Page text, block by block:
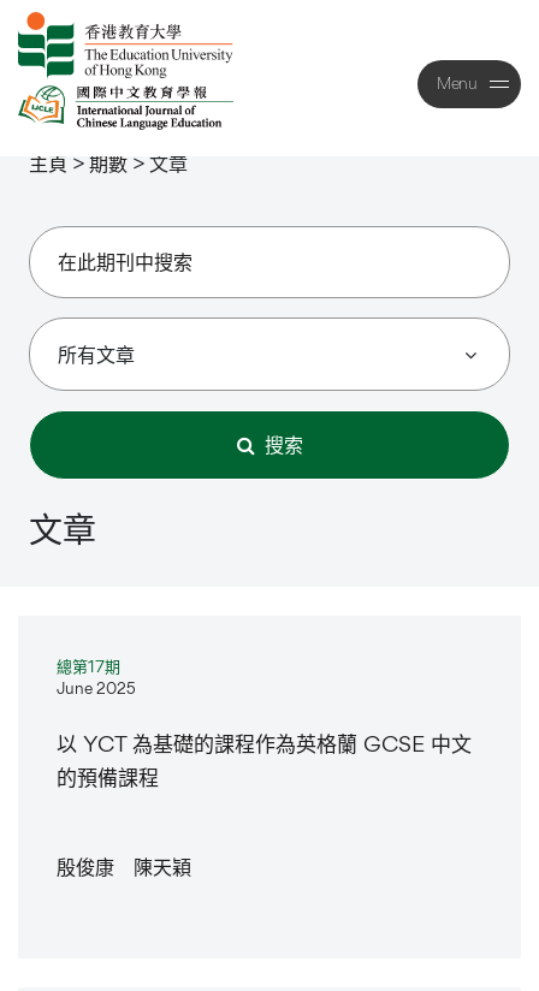
Menu
Close
主頁 >期數 >文章
搜索
文章
總第17期
June 2025
以 YCT 為基礎的課程作為英格蘭 GCSE 中文
的預備課程
殷俊康 陳天穎